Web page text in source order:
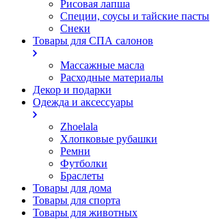
Рисовая лапша
Специи, соусы и тайские пасты
Снеки
Товары для СПА салонов
Массажные масла
Расходные материалы
Декор и подарки
Одежда и аксессуары
Zhoelala
Хлопковые рубашки
Ремни
Футболки
Браслеты
Товары для дома
Товары для спорта
Товары для животных